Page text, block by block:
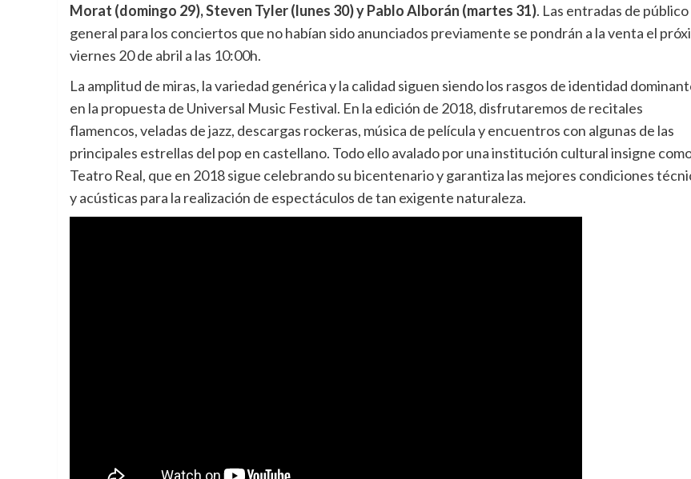
Morat (domingo 29), Steven Tyler (lunes 30) y Pablo Alborán (martes 31). Las entradas de público
general para los conciertos que no habían sido anunciados previamente se pondrán a la venta el
viernes 20 de abril a las 10:00h.
La amplitud de miras, la variedad genérica y la calidad siguen siendo los rasgos de identidad
en la propuesta de Universal Music Festival. En la edición de 2018, disfrutaremos de recitales
flamencos, veladas de jazz, descargas rockeras, música de película y encuentros con algunas de las
principales estrellas del pop en castellano. Todo ello avalado por una institución cultural insigne
Teatro Real, que en 2018 sigue celebrando su bicentenario y garantiza las mejores condiciones
y acústicas para la realización de espectáculos de tan exigente naturaleza.